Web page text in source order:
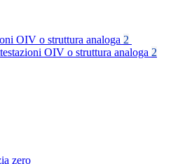
OIV o struttura analoga 2
OIV o struttura analoga 2
zero